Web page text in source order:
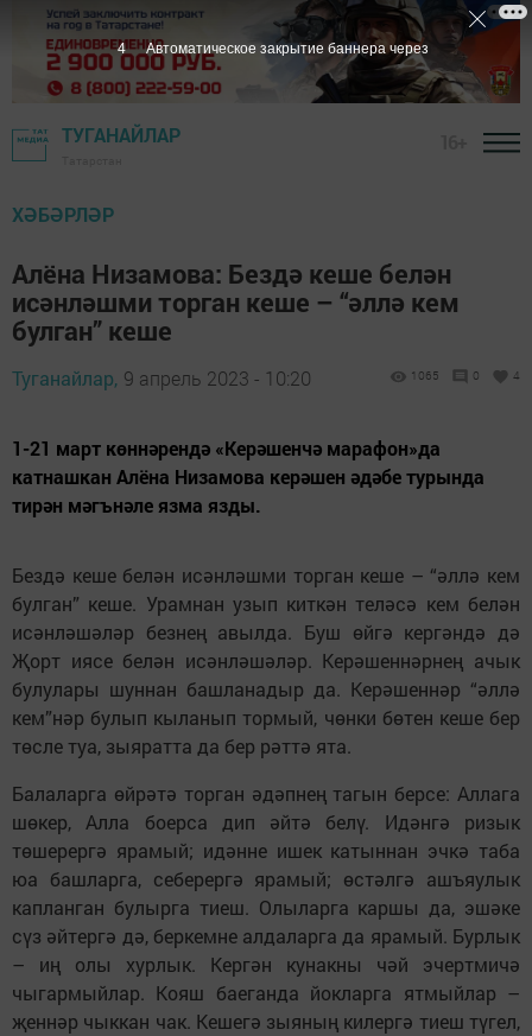
ТУГАНАЙЛАР
ХӘБӘРЛӘР
Алёна Низамова: Бездә кеше белән
исәнләшми торган кеше – “әллә кем
булган” кеше
Туганайлар, 9 апрель 2023 - 10:20 1065 0 4
1-21 март көннәрендә «Керәшенчә марафон»да
катнашкан Алёна Низамова керәшен әдәбе турында
тирән мәгънәле язма язды.
Бездә кеше белән исәнләшми торган кеше – “әллә кем
булган” кеше. Урамнан узып киткән теләсә кем белән
исәнләшәләр безнең авылда. Буш өйгә кергәндә дә
Җорт иясе белән исәнләшәләр. Керәшеннәрнең ачык
булулары шуннан башланадыр да. Керәшеннәр “әллә
кем”нәр булып кыланып тормый, чөнки бөтен кеше бер
төсле туа, зыяратта да бер рәттә ята.
Балаларга өйрәтә торган әдәпнең тагын берсе: Аллага
шөкер, Алла боерса дип әйтә белү. Идәнгә ризык
төшерергә ярамый; идәнне ишек катыннан эчкә таба
юа башларга, себерергә ярамый; өстәлгә ашъяулык
капланган булырга тиеш. Олыларга каршы да, эшәке
сүз әйтергә дә, беркемне алдаларга да ярамый. Бурлык
– иң олы хурлык. Кергән кунакны чәй эчертмичә
чыгармыйлар. Кояш баеганда йокларга ятмыйлар –
җеннәр чыккан чак. Кешегә зыяның килергә тиеш түгел,
3 Автоматическое закрытие баннера через